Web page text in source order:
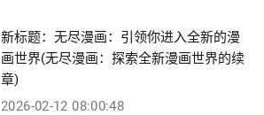
新标题：无尽漫画：引领你进入全新的漫
画世界(无尽漫画：探索全新漫画世界的续
章)
2026-02-12 08:00:48